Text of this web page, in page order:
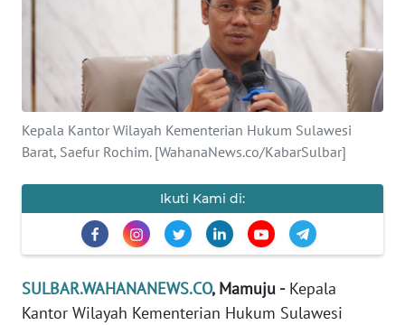
Kepala Kantor Wilayah Kementerian Hukum Sulawesi
Barat, Saefur Rochim. [WahanaNews.co/KabarSulbar]
Ikuti Kami di:
SULBAR.WAHANANEWS.CO, Mamuju -Kepala
Kantor Wilayah Kementerian Hukum Sulawesi
INFO
IKLAN
KAMI
PEDOMAN
MEDIA
SIBER